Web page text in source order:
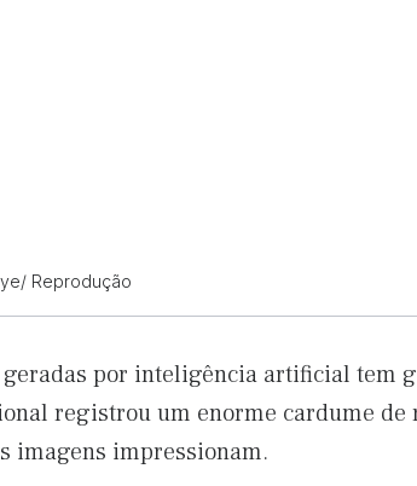
Reprodução
por inteligência artificial tem
registrou um enorme cardume de
imagens impressionam.